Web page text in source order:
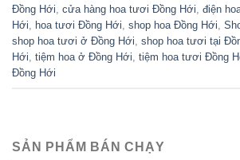
Đồng Hới cửa hàng hoa tươi Đồng Hới điện
Hới
hoa tươi Đồng Hới shop hoa Đồng Hới
shop hoa tươi ở Đồng Hới shop hoa tươi tại
Hới tiệm hoa ở Đồng Hới tiệm hoa tươi Đồng
Đồng Hới
SẢN PHẨM BÁN CHẠY